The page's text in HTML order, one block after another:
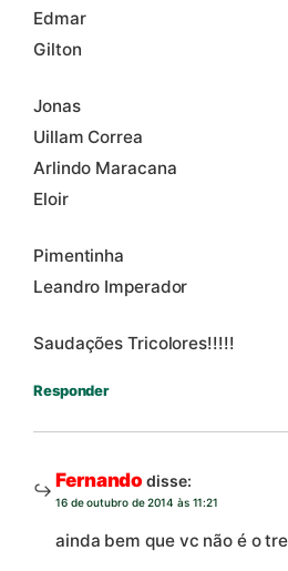
Edmar
Gilton
Jonas
Uillam Correa
Arlindo Maracana
Eloir
Pimentinha
Leandro Imperador
Saudações Tricolores!!!!!
Responder
Fernando disse:
16 de outubro de 2014 às 11:21
ainda bem que vc não é o